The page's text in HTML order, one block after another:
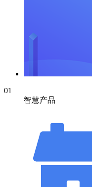
01
智慧产品